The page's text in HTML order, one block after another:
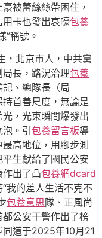
被蕾絲絲帶困住，
卡也發出哀嚎包養
”稱號。
，北京市人，中共黨
長，路況治理包養
、總隊長（局
持首善尺度，無論是
，光束瞬間爆發出
。引 包養留言板導
最高地位，用腳步測
生獻給了國民公安
出了凸包養網dcard
我的差人生活不克不
包養意思隊、正風尚
公安干警作出了榜
道于2025年10月21